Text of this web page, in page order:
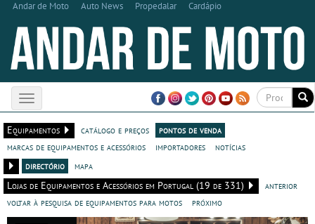
Andar de Moto Auto News Propedalar Cardápio
Toggle
navigation
Equipamentos
catálogo e preços
pontos de venda
marcas de equipamentos e acessórios
importadores
notícias
directório
mapa
Lojas de Equipamentos e Acessórios em Portugal (19 de 331)
anterior
voltar à pesquisa de equipamentos para motos
próximo